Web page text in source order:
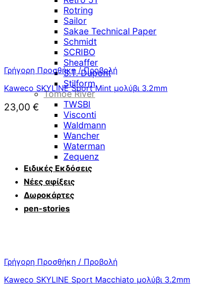
Rotring
Sailor
Sakae Technical Paper
Schmidt
SCRIBO
Sheaffer
S.T. Dupont
Stilform
Tomoe River
TWSBI
Visconti
Waldmann
Wancher
Waterman
Zequenz
Ειδικές Εκδόσεις
Νέες αφίξεις
Δωροκάρτες
pen-stories
Γρήγορη Προσθήκη / Προβολή
Kaweco SKYLINE Sport Mint μολύβι 3.2mm
23,00 €
Γρήγορη Προσθήκη / Προβολή
Kaweco SKYLINE Sport Macchiato μολύβι 3.2mm